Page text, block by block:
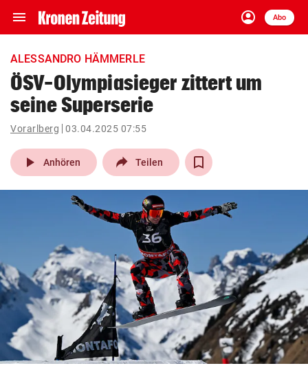
menu Navigation
ein-/ausklappen
account_circle
Anmelden
Abo
close Schließen
account_circle Anmelden
pin_drop
Wien arrow_right
bookmark
eingeben
© Krone Multimedia GmbH & Co KG 2026
Muthgasse 2, 1190 Wien
ALESSANDRO HÄMMERLE
ÖSV-Olympiasieger zittert um
seine Superserie
Vorarlberg 03.04.2025 07:55
play_arrow Anhören Teilen